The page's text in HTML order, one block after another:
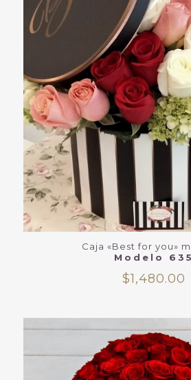
Caja «Best for you»
Modelo 635
$1,480.00